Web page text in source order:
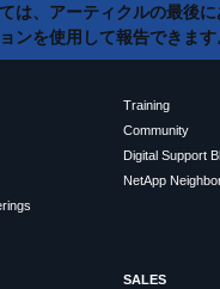
は、アーティクルの最後
ンを使用して報告できます
Training
Community
Digital Support
NetApp
SALES